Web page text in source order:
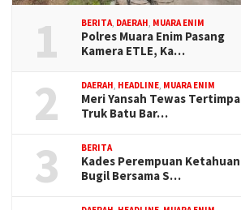
1 BERITA, DAERAH, MUARA ENIM
Polres Muara Enim Pasang
Kamera ETLE, Ka…
2 DAERAH, HEADLINE, MUARA ENIM
Meri Yansah Tewas Tertimpa
Truk Batu Bar…
3 BERITA
Kades Perempuan Ketahuan
Bugil Bersama S…